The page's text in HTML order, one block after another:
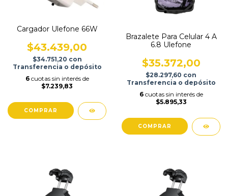
Cargador Ulefone 66W
$43.439,00
$34.751,20 con
Transferencia o depósito
6 cuotas sin interés de
$7.239,83
Brazalete Para Celular 4 A
6.8 Ulefone
$35.372,00
$28.297,60 con
Transferencia o depósito
6 cuotas sin interés de
$5.895,33